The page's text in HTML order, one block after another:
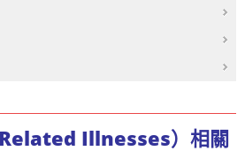
Illnesses）相關